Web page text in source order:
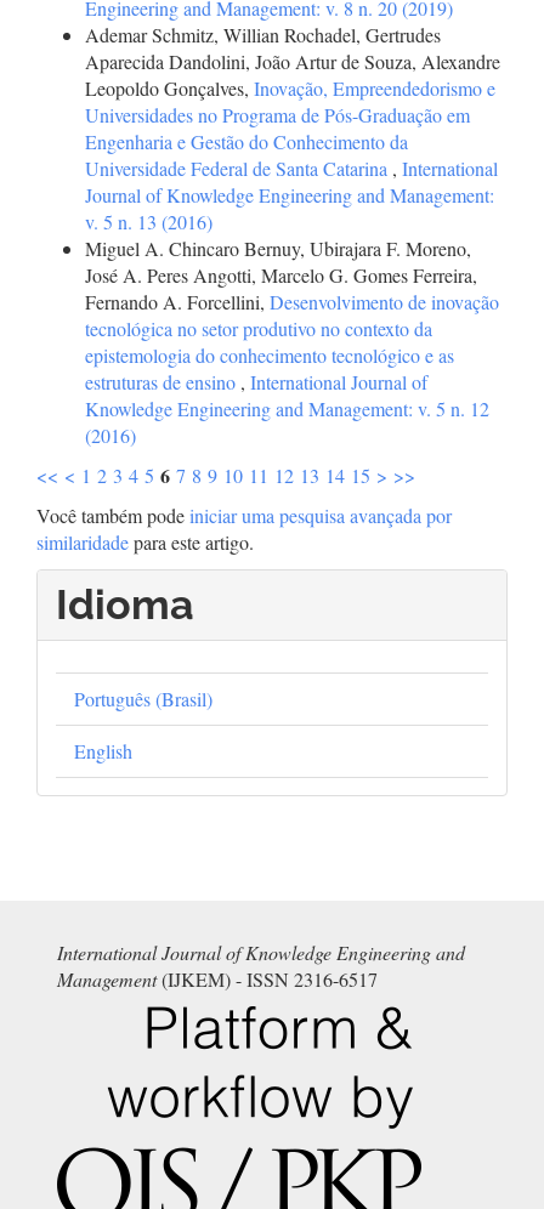
Engineering and Management: v. 8 n. 20 (2019)
Ademar Schmitz, Willian Rochadel, Gertrudes
Aparecida Dandolini, João Artur de Souza, Alexandre
Leopoldo Gonçalves, Inovação, Empreendedorismo e
Universidades no Programa de Pós-Graduação em
Engenharia e Gestão do Conhecimento da
Universidade Federal de Santa Catarina , International
Journal of Knowledge Engineering and Management:
v. 5 n. 13 (2016)
Miguel A. Chincaro Bernuy, Ubirajara F. Moreno,
José A. Peres Angotti, Marcelo G. Gomes Ferreira,
Fernando A. Forcellini, Desenvolvimento de inovação
tecnológica no setor produtivo no contexto da
epistemologia do conhecimento tecnológico e as
estruturas de ensino , International Journal of
Knowledge Engineering and Management: v. 5 n. 12
(2016)
<< < 1 2 3 4 5 6 7 8 9 10 11 12 13 14 15 > >>
Você também podeiniciar uma pesquisa avançada por
similaridadepara este artigo.
Idioma
Português (Brasil)
English
International Journal of Knowledge Engineering and
Management(IJKEM) - ISSN 2316-6517